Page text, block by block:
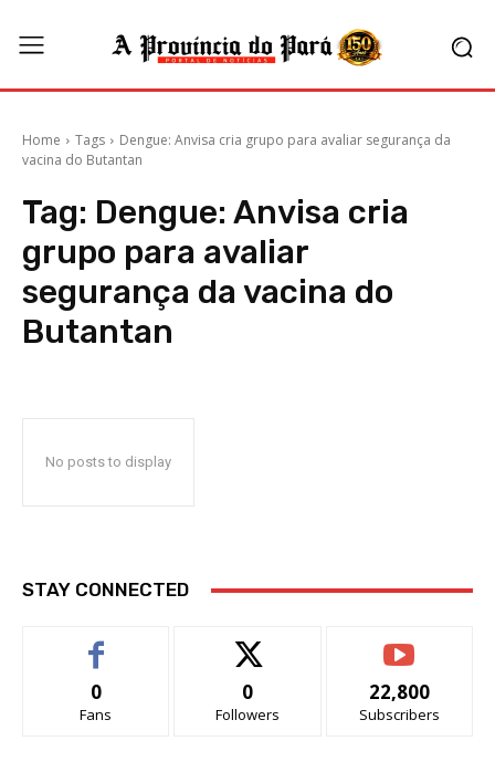
Home Tags
Dengue: Anvisa cria grupo para avaliar segurança da
vacina do Butantan
Tag: Dengue: Anvisa cria
grupo para avaliar
segurança da vacina do
Butantan
No posts to display
STAY CONNECTED
0
Fans
0
Followers
22,800
Subscribers